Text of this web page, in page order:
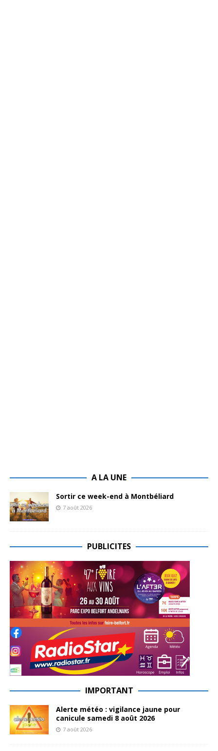
A LA UNE
Sortir ce week-end à Montbéliard
7 août 2026
PUBLICITES
IMPORTANT
Alerte météo : vigilance jaune pour
canicule samedi 8 août 2026
7 août 2026